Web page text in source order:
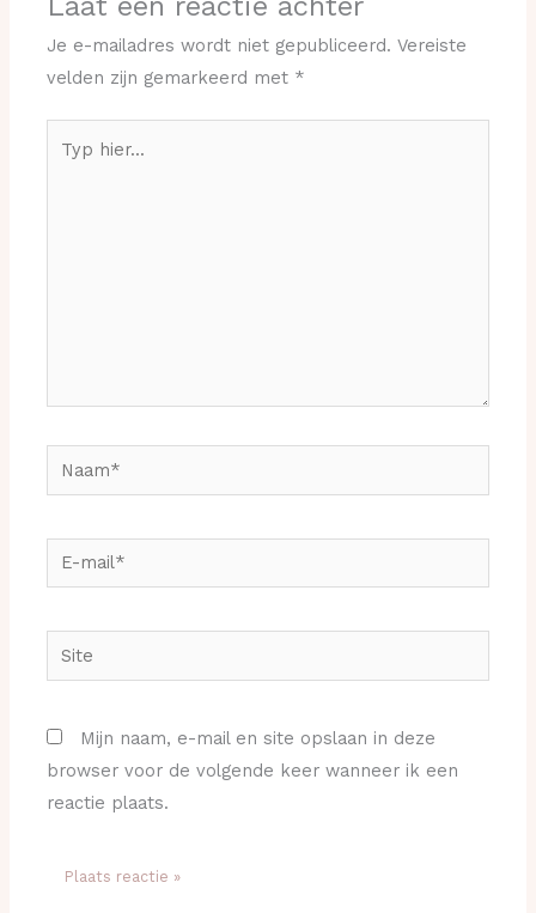
Je e-mailadres wordt niet gepubliceerd. Vereiste
velden zijn gemarkeerd met *
Naam*
E-
mail*
Site
Mijn naam, e-mail en site opslaan in deze
browser voor de volgende keer wanneer ik een
reactie plaats.